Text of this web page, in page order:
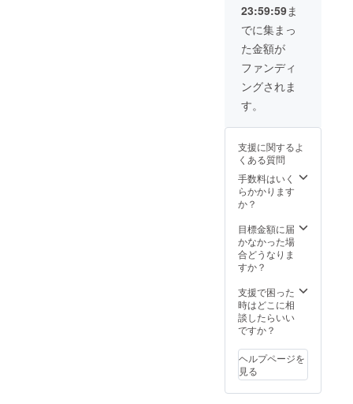
23:59:59ま
でに集まっ
た金額が
ファンディ
ングされま
す。
支援に関するよ
くある質問
手数料はいく
らかかります
か？
目標金額に届
かなかった場
合どうなりま
すか？
支援で困った
時はどこに相
談したらいい
ですか？
ヘルプページを
見る